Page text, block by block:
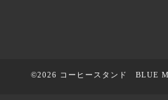
©2026 コーヒースタンド BLUE